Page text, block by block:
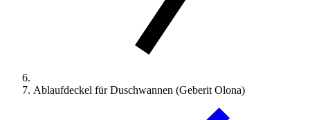
Ablaufdeckel für Duschwannen (Geberit Olona)